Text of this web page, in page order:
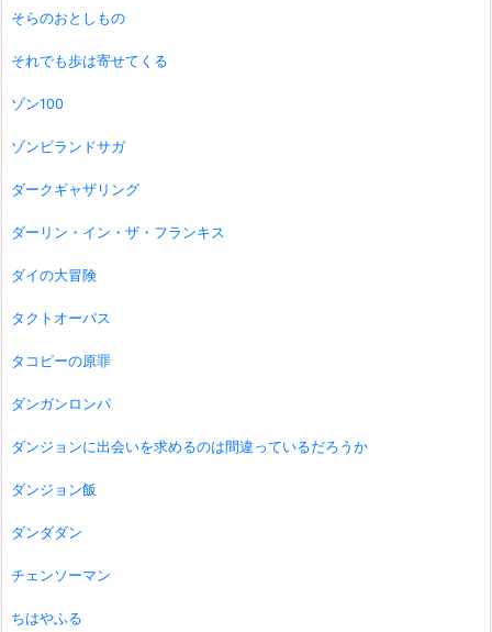
そらのおとしもの
それでも歩は寄せてくる
ゾン100
ゾンビランドサガ
ダークギャザリング
ダーリン・イン・ザ・フランキス
ダイの大冒険
タクトオーパス
タコピーの原罪
ダンガンロンパ
ダンジョンに出会いを求めるのは間違っているだろうか
ダンジョン飯
ダンダダン
チェンソーマン
ちはやふる